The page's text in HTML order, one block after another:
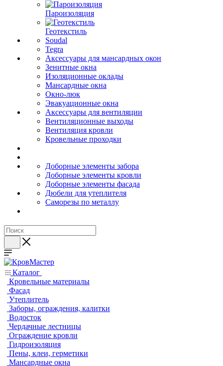
Пароизоляция
Геотекстиль
Soudal
Tegra
Аксессуары для мансардных окон
Зенитные окна
Изоляционные оклады
Мансардные окна
Окно-люк
Эвакуационные окна
Аксессуары для вентиляции
Вентиляционные выходы
Вентиляция кровли
Кровельные проходки
Доборные элементы забора
Доборные элементы кровли
Доборные элементы фасада
Дюбели для утеплителя
Саморезы по металлу
Каталог
Кровельные материалы
Фасад
Утеплитель
Заборы, ограждения, калитки
Водосток
Чердачные лестницы
Ограждение кровли
Гидроизоляция
Пены, клеи, герметики
Мансардные окна